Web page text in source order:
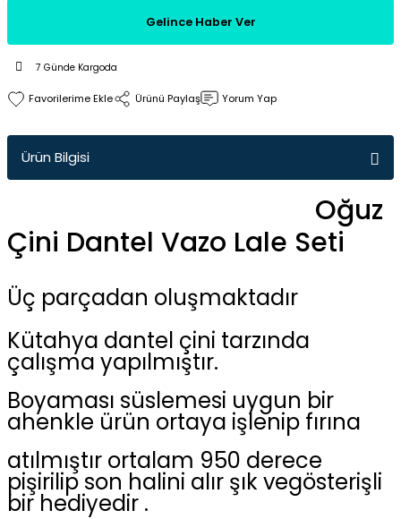
Gelince Haber Ver
7 Günde Kargoda
Ürünü Paylaş Yorum Yap
Ürün Bilgisi
Oğuz
Çini Dantel Vazo Lale Seti
Üç parçadan oluşmaktadır
Kütahya dantel çini tarzında
çalışma yapılmıştır.
Boyaması süslemesi uygun bir
ahenkle ürün ortaya işlenip fırına
atılmıştır ortalam 950 derece
pişirilip son halini alır şık vegösterişli
bir hediyedir .